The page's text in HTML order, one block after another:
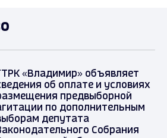
«Владимир» объявляет
об оплате и условиях
предвыборной
по дополнительным
депутата
Собрания